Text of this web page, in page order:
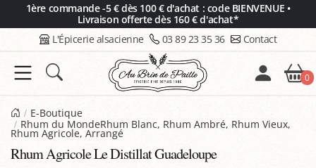
1ère commande -5 € dès 100 € d'achat : code BIENVENUE •
Livraison offerte dès 160 € d'achat*
L'Épicerie alsacienne 03 89 23 35 36 Contact
0
E-Boutique
Rhum du MondeRhum Blanc, Rhum Ambré, Rhum Vieux,
Rhum Agricole, Arrangé
Rhum Agricole Le Distillat Guadeloupe
Panneau de gestion des cookies